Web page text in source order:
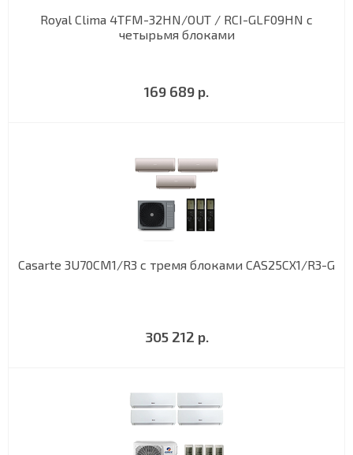
Royal Clima 4TFM-32HN/OUT / RCI-GLF09HN с
четырьмя блоками
169 689 р.
Casarte 3U70CM1/R3 с тремя блоками CAS25CX1/R3-G
305 212 р.